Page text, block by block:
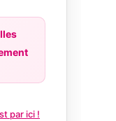
par ici !